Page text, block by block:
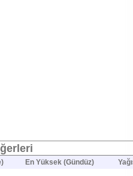
En Yüksek (Gündüz)